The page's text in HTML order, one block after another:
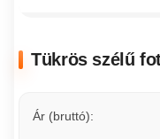
Tükrös szélű
Ár (bruttó):